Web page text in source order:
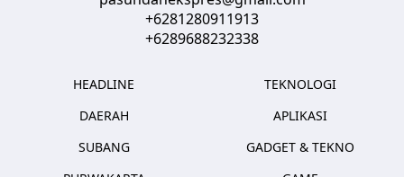
+6281280911913
+6289688232338
HEADLINE
DAERAH
SUBANG
TEKNOLOGI
APLIKASI
GADGET & TEKNO